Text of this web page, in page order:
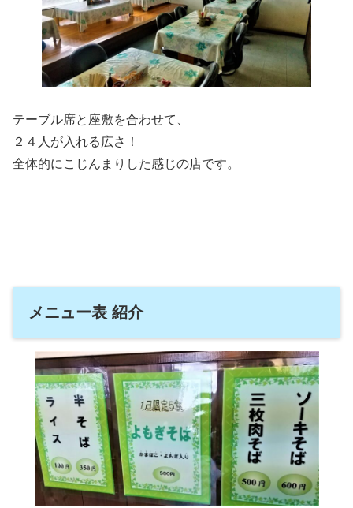
テーブル席と座敷を合わせて、
２４人が入れる広さ！
全体的にこじんまりした感じの店です。
メニュー表 紹介